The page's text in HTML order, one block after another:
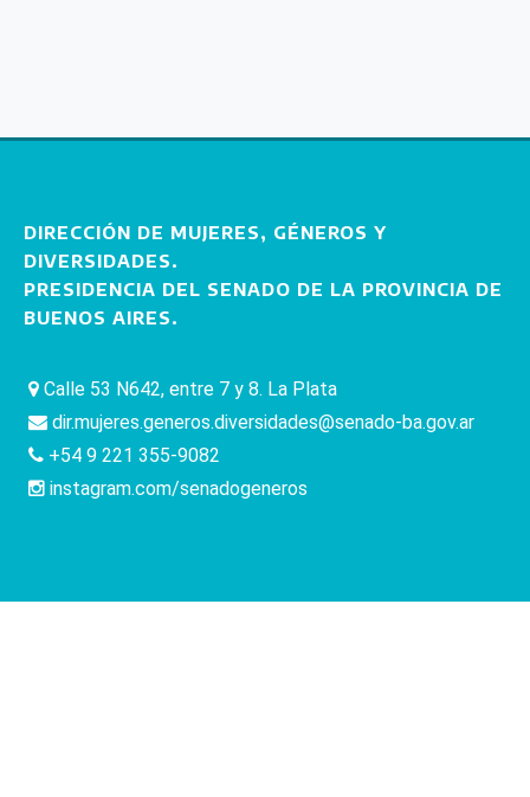
DIRECCIÓN DE MUJERES, GÉNEROS Y
DIVERSIDADES.
PRESIDENCIA DEL SENADO DE LA PROVINCIA DE
BUENOS AIRES.
Calle 53 N642, entre 7 y 8. La Plata
dir.mujeres.generos.diversidades@senado-ba.gov.ar
+54 9 221 355-9082
instagram.com/senadogeneros